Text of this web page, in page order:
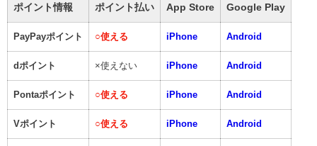
ポイント情報 ポイント払い App Store Google Play
PayPayポイント ○使える iPhone Android
dポイント ×使えない iPhone Android
Pontaポイント ○使える iPhone Android
Vポイント ○使える iPhone Android